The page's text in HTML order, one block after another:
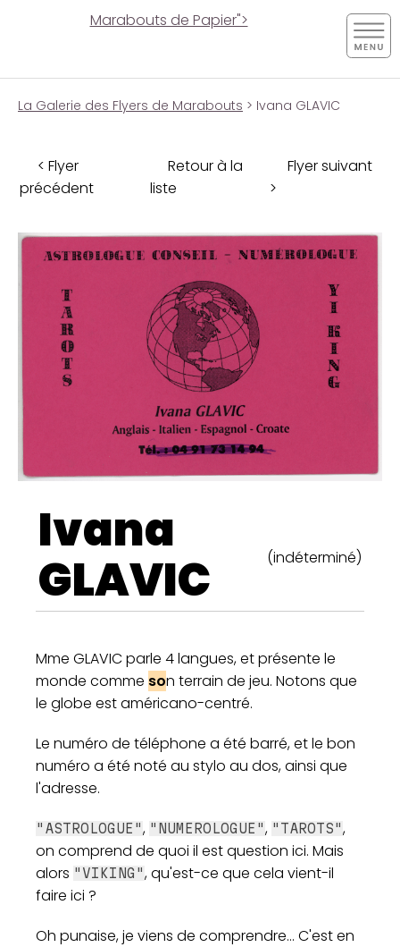
Marabouts de Papier">
La Galerie des Flyers de Marabouts > Ivana GLAVIC
< Flyer
précédent
Retour à la
liste
Flyer suivant
>
Ivana
GLAVIC
(indéterminé)
Mme GLAVIC parle 4 langues, et présente le
monde comme son terrain de jeu. Notons que
le globe est américano-centré.
Le numéro de téléphone a été barré, et le bon
numéro a été noté au stylo au dos, ainsi que
l'adresse.
"ASTROLOGUE", "NUMEROLOGUE", "TAROTS",
on comprend de quoi il est question ici. Mais
alors "VIKING", qu'est-ce que cela vient-il
faire ici ?
Oh punaise, je viens de comprendre... C'est en